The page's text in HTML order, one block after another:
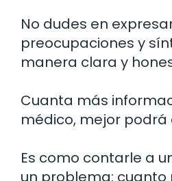
No dudes en
preocupaciones y
manera clara y
Cuanta más
médico, mejor podrá
Es como contarle a
un problema: